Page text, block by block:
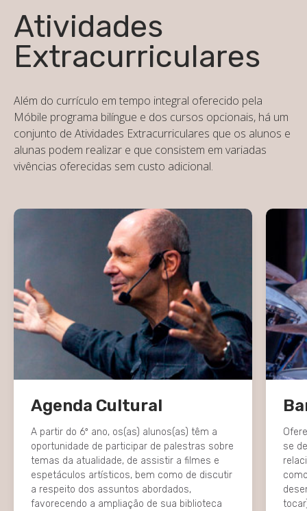
Atividades
Extracurriculares
Além do currículo em tempo integral oferecido pela
Móbile programa bilíngue e dos cursos opcionais, há um
conjunto de Atividades Extracurriculares que os alunos e
alunas podem realizar e que consistem em variadas
vivências oferecidas sem custo adicional.
Agenda Cultural
A partir do 6º ano, os(as) alunos(as) têm a
oportunidade de participar de palestras sobre
temas da atualidade, de assistir a filmes e
espetáculos artísticos, bem como de discutir
a respeito dos assuntos abordados,
favorecendo a ampliação de sua biblioteca
se